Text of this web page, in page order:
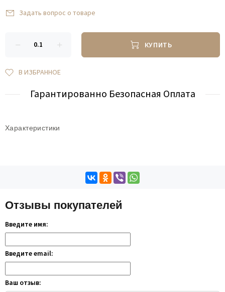
Задать вопрос о товаре
КУПИТЬ
В ИЗБРАННОЕ
Гарантированно Безопасная Оплата
Характеристики
Отзывы покупателей
Введите имя:
Введите email:
Ваш отзыв: